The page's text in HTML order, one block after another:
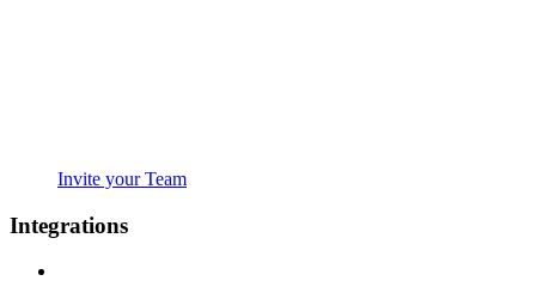
Invite your Team
Integrations